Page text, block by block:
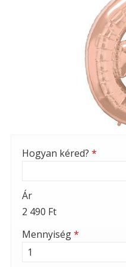
Hogyan kéred? *
Ár
2 490 Ft
Mennyiség*